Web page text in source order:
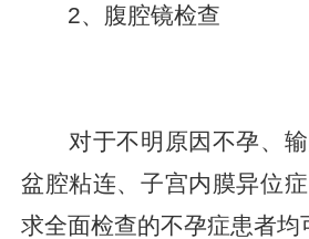
2、腹腔镜检查
对于不明原因不孕、输
盆腔粘连、子宫内膜异位
求全面检查的不孕症患者均